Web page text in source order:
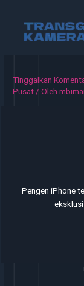
Tinggalkan
Pusat / Oleh
Pengen iPhone